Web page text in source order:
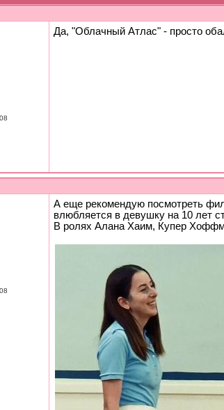
Да, "Облачный Атлас" - просто
А еще рекомендую посмотреть
влюбляется в девушку на 10 лет
В ролях Алана Хаим, Купер